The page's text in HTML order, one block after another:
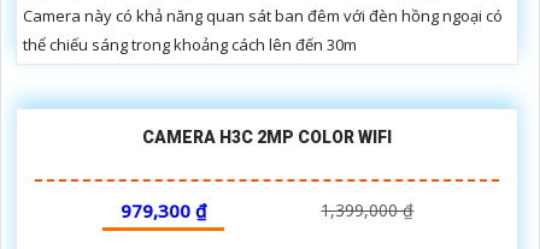
Camera này có khả năng quan sát ban đêm với đèn hồng ngoại có
thể chiếu sáng trong khoảng cách lên đến 30m
CAMERA H3C 2MP COLOR WIFI
979,300 ₫ 1,399,000 ₫